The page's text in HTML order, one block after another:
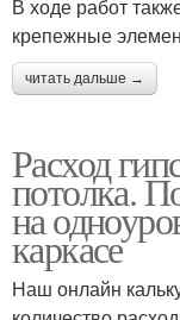
В ходе работ
крепежные
читать дальше →
Расход
потолка.
на
каркасе
Наш онлайн